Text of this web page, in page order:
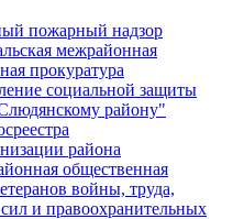
пожарный надзор
межрайонная
прокуратура
социальной защиты
району"
района
общественная
войны, труда,
и правоохранительных